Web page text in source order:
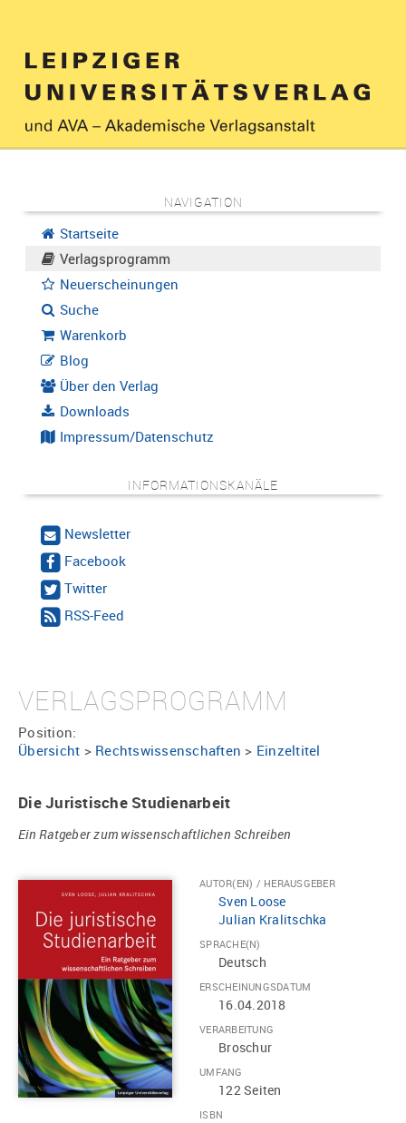
NAVIGATION
Startseite
Verlagsprogramm
Neuerscheinungen
Suche
Warenkorb
Blog
Über den Verlag
Downloads
Impressum/Datenschutz
INFORMATIONSKANÄLE
Newsletter
Facebook
Twitter
RSS-Feed
VERLAGSPROGRAMM
Position:
Übersicht > Rechtswissenschaften > Einzeltitel
Die Juristische Studienarbeit
Ein Ratgeber zum wissenschaftlichen Schreiben
AUTOR(EN) / HERAUSGEBER
Sven Loose
Julian Kralitschka
SPRACHE(N)
Deutsch
ERSCHEINUNGSDATUM
16.04.2018
VERARBEITUNG
Broschur
UMFANG
122 Seiten
ISBN